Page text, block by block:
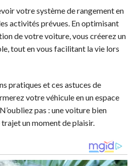
votre système de rangement en
activités prévues. En optimisant
de votre voiture, vous créerez un
tout en vous facilitant la vie lors
pratiques et ces astuces de
votre véhicule en un espace
pas : une voiture bien
un moment de plaisir.